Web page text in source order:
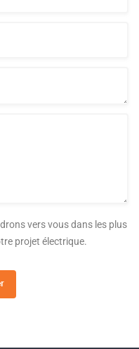
vers vous dans les plus
projet électrique.